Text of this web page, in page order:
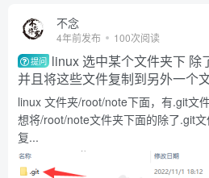
不念
4年前发布 100次阅读
提问 linux 选中某个文件夹下 除
并且将这些文件复制到另外一个
linux 文件夹/root/note下面，有.git文
想将/root/note文件夹下面的除了.git
复...